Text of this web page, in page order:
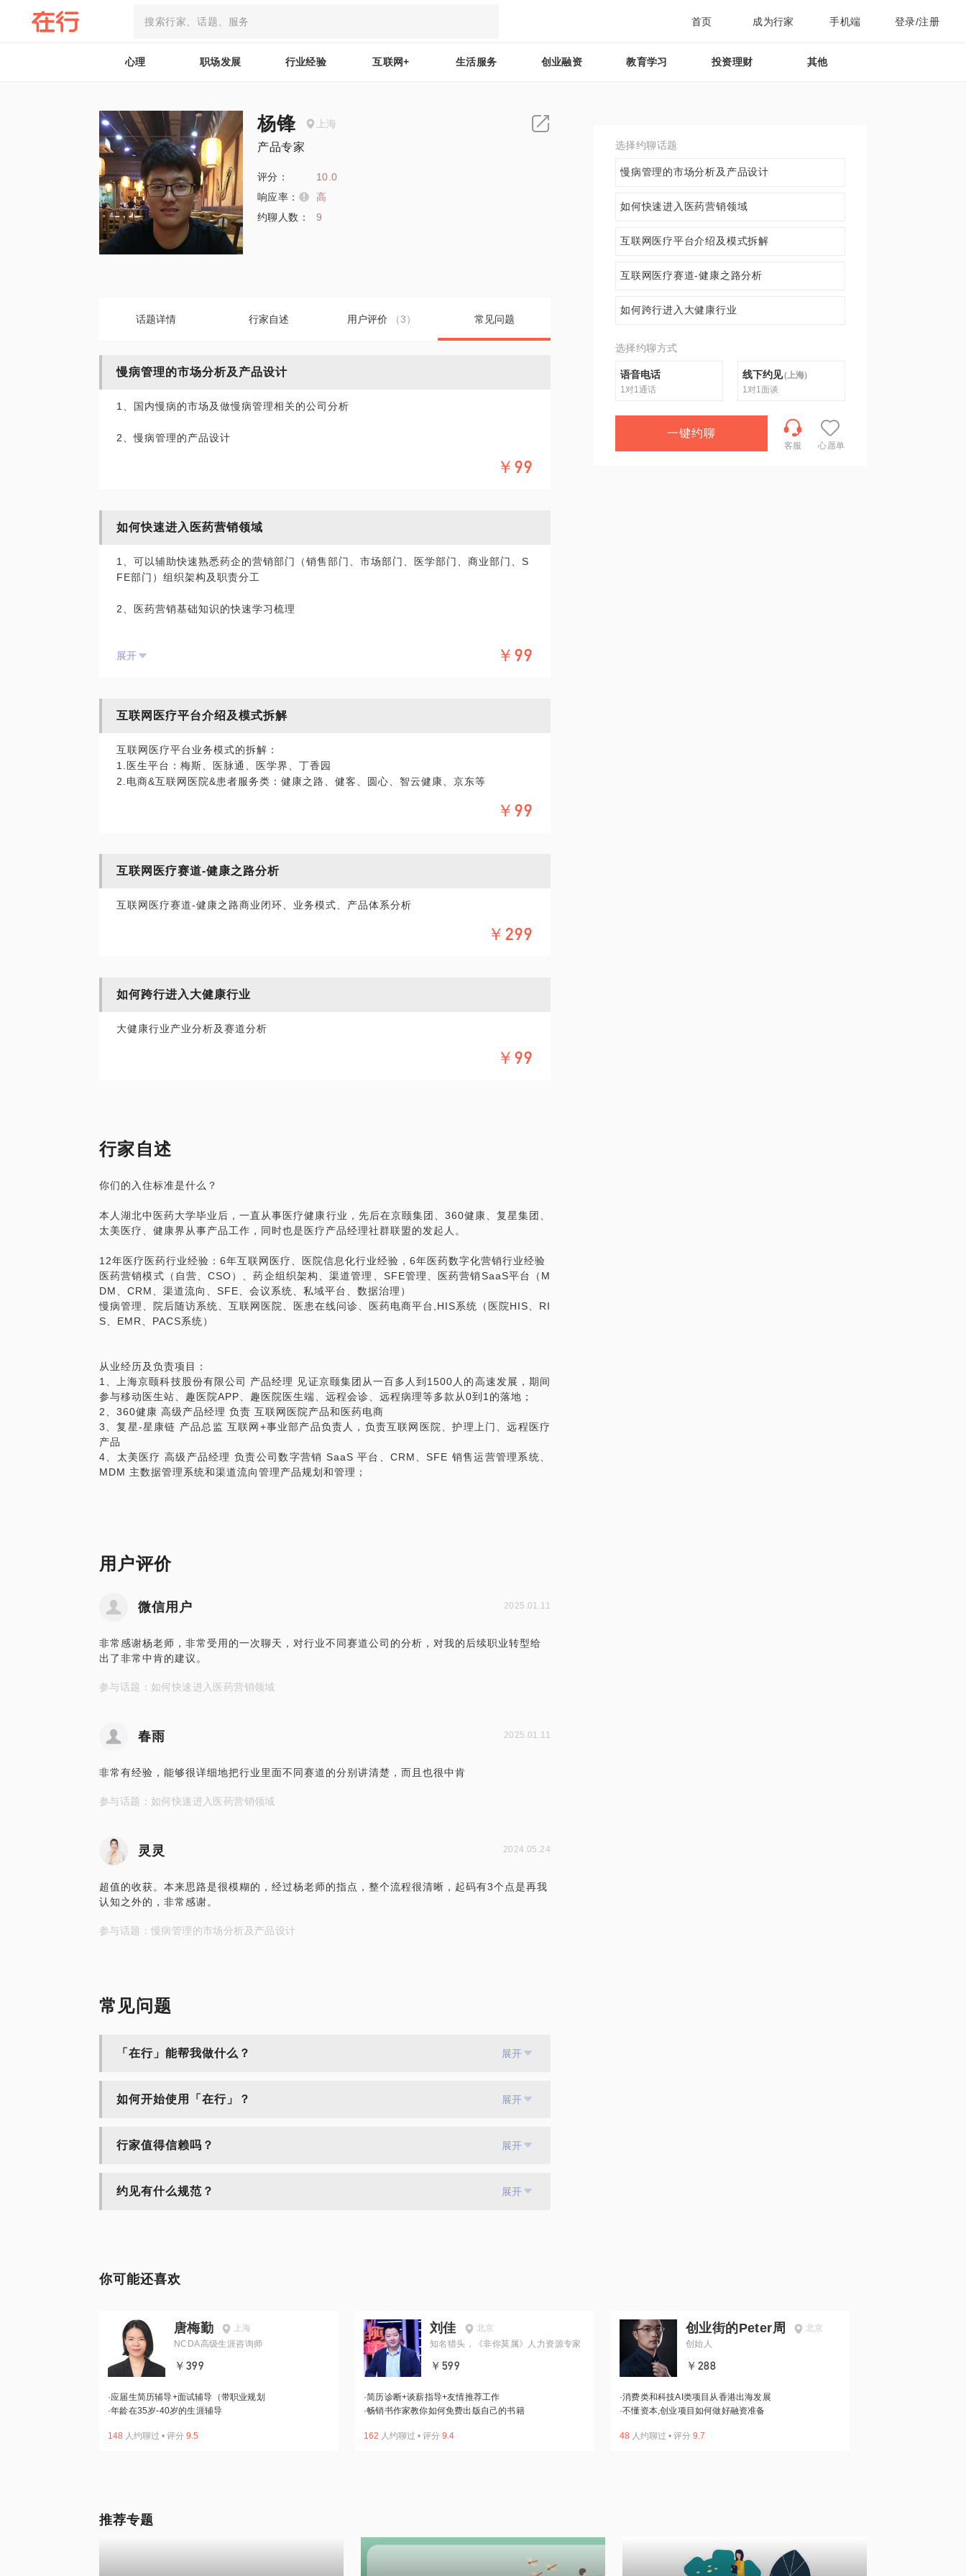
首页 成为行家 手机端 登录/注册
心理 职场发展 行业经验 互联网+ 生活服务 创业融资 教育学习 投资理财 其他
杨锋 上海
产品专家
评分：
10.0
响应率：
高
约聊人数：
9
话题详情 行家自述 用户评价 （3） 常见问题
慢病管理的市场分析及产品设计
1、国内慢病的市场及做慢病管理相关的公司分析
2、慢病管理的产品设计
￥99
如何快速进入医药营销领域
1、可以辅助快速熟悉药企的营销部门（销售部门、市场部门、医学部门、商业部门、S
FE部门）组织架构及职责分工
2、医药营销基础知识的快速学习梳理
医药营销的赛道及公司分析：
展开 ￥99
互联网医疗平台介绍及模式拆解
互联网医疗平台业务模式的拆解：
1.医生平台：梅斯、医脉通、医学界、丁香园
2.电商&互联网医院&患者服务类：健康之路、健客、圆心、智云健康、京东等
￥99
互联网医疗赛道-健康之路分析
互联网医疗赛道-健康之路商业闭环、业务模式、产品体系分析
￥299
如何跨行进入大健康行业
大健康行业产业分析及赛道分析
￥99
行家自述
你们的入住标准是什么？
本人湖北中医药大学毕业后，一直从事医疗健康行业，先后在京颐集团、360健康、复星集团、
太美医疗、健康界从事产品工作，同时也是医疗产品经理社群联盟的发起人。
12年医疗医药行业经验：6年互联网医疗、医院信息化行业经验，6年医药数字化营销行业经验
医药营销模式（自营、CSO）、药企组织架构、渠道管理、SFE管理、医药营销SaaS平台（M
DM、CRM、渠道流向、SFE、会议系统、私域平台、数据治理）
慢病管理、院后随访系统、互联网医院、医患在线问诊、医药电商平台,HIS系统（医院HIS、RI
S、EMR、PACS系统）
从业经历及负责项目：
1、上海京颐科技股份有限公司 产品经理 见证京颐集团从一百多人到1500人的高速发展，期间
参与移动医生站、趣医院APP、趣医院医生端、远程会诊、远程病理等多款从0到1的落地；
2、360健康 高级产品经理 负责 互联网医院产品和医药电商
3、复星-星康链 产品总监 互联网+事业部产品负责人，负责互联网医院、护理上门、远程医疗
产品
4、太美医疗 高级产品经理 负责公司数字营销 SaaS 平台、CRM、SFE 销售运营管理系统、
MDM 主数据管理系统和渠道流向管理产品规划和管理；
用户评价
微信用户 2025.01.11
非常感谢杨老师，非常受用的一次聊天，对行业不同赛道公司的分析，对我的后续职业转型给
出了非常中肯的建议。
参与话题：如何快速进入医药营销领域
春雨 2025.01.11
非常有经验，能够很详细地把行业里面不同赛道的分别讲清楚，而且也很中肯
参与话题：如何快速进入医药营销领域
灵灵 2024.05.24
超值的收获。本来思路是很模糊的，经过杨老师的指点，整个流程很清晰，起码有3个点是再我
认知之外的，非常感谢。
参与话题：慢病管理的市场分析及产品设计
常见问题
「在行」能帮我做什么？ 展开
如何开始使用「在行」？ 展开
行家值得信赖吗？ 展开
约见有什么规范？ 展开
选择约聊话题
慢病管理的市场分析及产品设计
如何快速进入医药营销领域
互联网医疗平台介绍及模式拆解
互联网医疗赛道-健康之路分析
如何跨行进入大健康行业
选择约聊方式
语音电话
1对1通话
线下约见(上海)
1对1面谈
一键约聊
客服 心愿单
你可能还喜欢
唐梅勤
上海
NCDA高级生涯咨询师
￥399
·应届生简历辅导+面试辅导（带职业规划
·年龄在35岁-40岁的生涯辅导
148 人约聊过 • 评分 9.5
刘佳
北京
知名猎头，《非你莫属》人力资源专家
￥599
·简历诊断+谈薪指导+友情推荐工作
·畅销书作家教你如何免费出版自己的书籍
162 人约聊过 • 评分 9.4
创业街的Peter周
北京
创始人
￥288
·消费类和科技AI类项目从香港出海发展
·不懂资本,创业项目如何做好融资准备
48 人约聊过 • 评分 9.7
推荐专题